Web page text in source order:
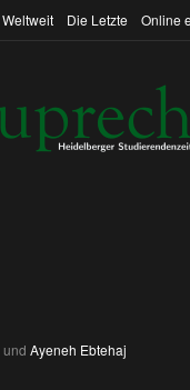
Weltweit Die Letzte Online
und Ayeneh Ebtehaj